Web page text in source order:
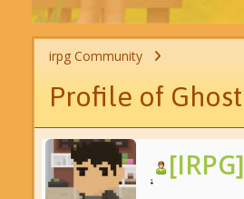
irpg Community
Profile of Ghost
[IRPG]